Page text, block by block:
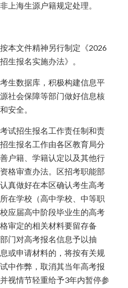
上海生源户籍规定处理。
文件精神另行制定《2026
生报名实施办法》。
数据库，积极构建信息平
社会保障等部门做好信息核
安全。
招生报名工作责任制和责
生报名工作由各区教育局分
户籍、学籍认定以及其他行
格审查办法。区招考职能部
真做好在本区确认考生高考
在学校（高中学校、中等职
应届高中阶段毕业生的高考
审定的相关材料要留存备
门对高考报名信息予以抽
或申请材料的，将按有关规
中作弊，取消其当年高考报
视情节轻重给予3年内暂停参